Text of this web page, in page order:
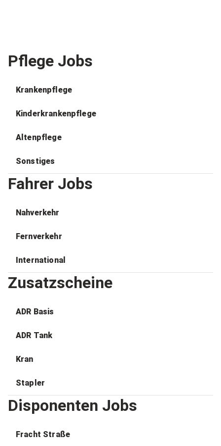
Pflege Jobs
Krankenpflege
Kinderkrankenpflege
Altenpflege
Sonstiges
Fahrer Jobs
Nahverkehr
Fernverkehr
International
Zusatzscheine
ADR Basis
ADR Tank
Kran
Stapler
Disponenten Jobs
Fracht Straße